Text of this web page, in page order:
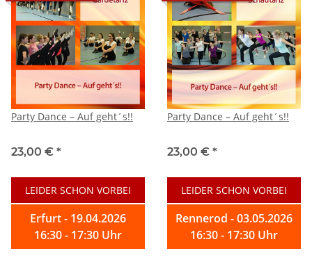
Party Dance – Auf geht´s!!
23,00 € *
LEIDER SCHON VORBEI
Erfurt - 19.04.2026
16:30 - 17:30 Uhr
Party Dance – Auf geht´s!!
23,00 € *
LEIDER SCHON VORBEI
Rennerod - 03.05.2026
16:30 - 17:30 Uhr